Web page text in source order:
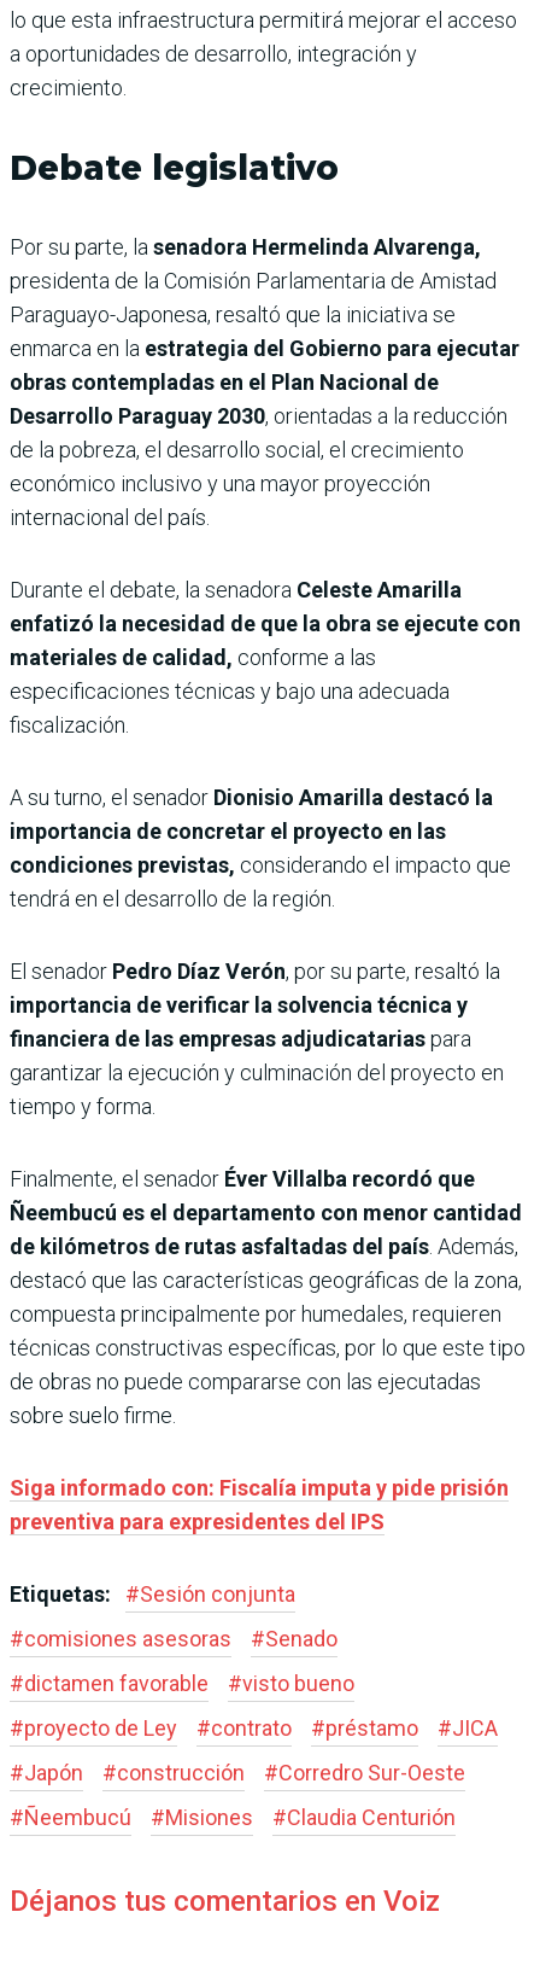
lo que esta infraestructura permitirá mejorar el acceso
a oportunidades de desarrollo, integración y
crecimiento.
Debate legislativo
Por su parte, la senadora Hermelinda Alvarenga,
presidenta de la Comisión Parlamentaria de Amistad
Paraguayo-Japonesa, resaltó que la iniciativa se
enmarca en la estrategia del Gobierno para ejecutar
obras contempladas en el Plan Nacional de
Desarrollo Paraguay 2030, orientadas a la reducción
de la pobreza, el desarrollo social, el crecimiento
económico inclusivo y una mayor proyección
internacional del país.
Durante el debate, la senadora Celeste Amarilla
enfatizó la necesidad de que la obra se ejecute con
materiales de calidad, conforme a las
especificaciones técnicas y bajo una adecuada
fiscalización.
A su turno, el senador Dionisio Amarilla destacó la
importancia de concretar el proyecto en las
condiciones previstas, considerando el impacto que
tendrá en el desarrollo de la región.
El senador Pedro Díaz Verón, por su parte, resaltó la
importancia de verificar la solvencia técnica y
financiera de las empresas adjudicatariaspara
garantizar la ejecución y culminación del proyecto en
tiempo y forma.
Finalmente, el senador Éver Villalba recordó que
Ñeembucú es el departamento con menor cantidad
de kilómetros de rutas asfaltadas del país . Además,
destacó que las características geográficas de la zona,
compuesta principalmente por humedales, requieren
técnicas constructivas específicas, por lo que este tipo
de obras no puede compararse con las ejecutadas
sobre suelo firme.
Siga informado con: Fiscalía imputa y pide prisión
preventiva para expresidentes del IPS
Etiquetas: #Sesión conjunta
#comisiones asesoras #Senado
#dictamen favorable #visto bueno
#proyecto de Ley #contrato #préstamo #JICA
#Japón #construcción #Corredro Sur-Oeste
#Ñeembucú #Misiones #Claudia Centurión
Déjanos tus comentarios en Voiz